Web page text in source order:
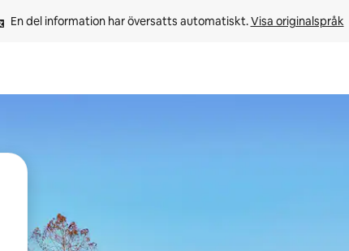
En del information har översatts automatiskt. Visa originalspråk